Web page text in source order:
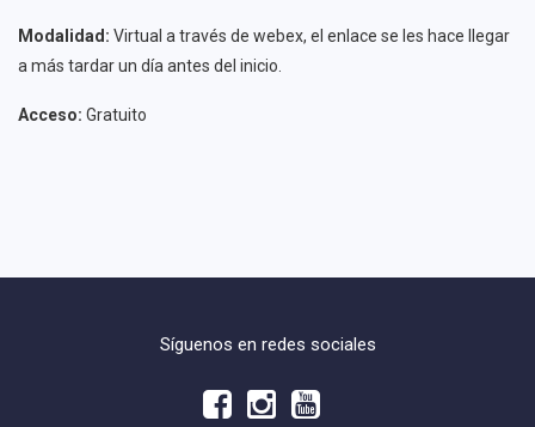
Modalidad: Virtual a través de webex, el enlace se les hace llegar
a más tardar un día antes del inicio.
Acceso: Gratuito
Síguenos en redes sociales